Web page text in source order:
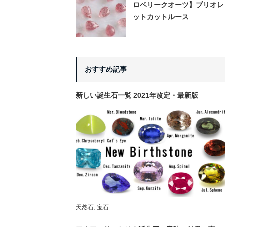
ロベリークオーツ】ブリオレ
ットカットルース
おすすめ記事
新しい誕生石一覧 2021年改定・最新版
天然石, 宝石